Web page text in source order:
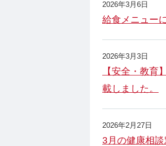
2026年3月6日
給食メニュー
2026年3月3日
【安全・教
載しました。
2026年2月27日
3月の健康相